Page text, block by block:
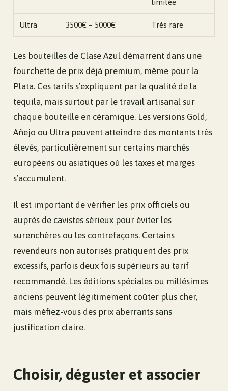
Ultra 3500€ – 5000€ Très rare
Les bouteilles de Clase Azul démarrent dans une
fourchette de prix déjà premium, même pour la
Plata. Ces tarifs s’expliquent par la qualité de la
tequila, mais surtout par le travail artisanal sur
chaque bouteille en céramique. Les versions Gold,
Añejo ou Ultra peuvent atteindre des montants très
élevés, particulièrement sur certains marchés
européens ou asiatiques où les taxes et marges
s’accumulent.
Il est important de vérifier les prix officiels ou
auprès de cavistes sérieux pour éviter les
surenchères ou les contrefaçons. Certains
revendeurs non autorisés pratiquent des prix
excessifs, parfois deux fois supérieurs au tarif
recommandé. Les éditions spéciales ou millésimes
anciens peuvent légitimement coûter plus cher,
mais méfiez-vous des prix aberrants sans
justification claire.
Choisir, déguster et associer